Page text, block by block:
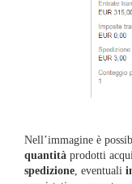
Nell’immagine è
quantità prodotti
spedizione , eventuali